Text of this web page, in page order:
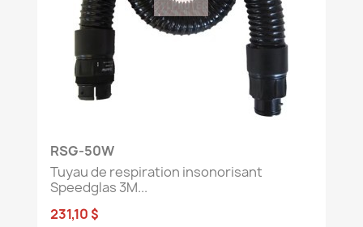
RSG-50W
Tuyau de respiration insonorisant
Speedglas 3M...
231,10 $